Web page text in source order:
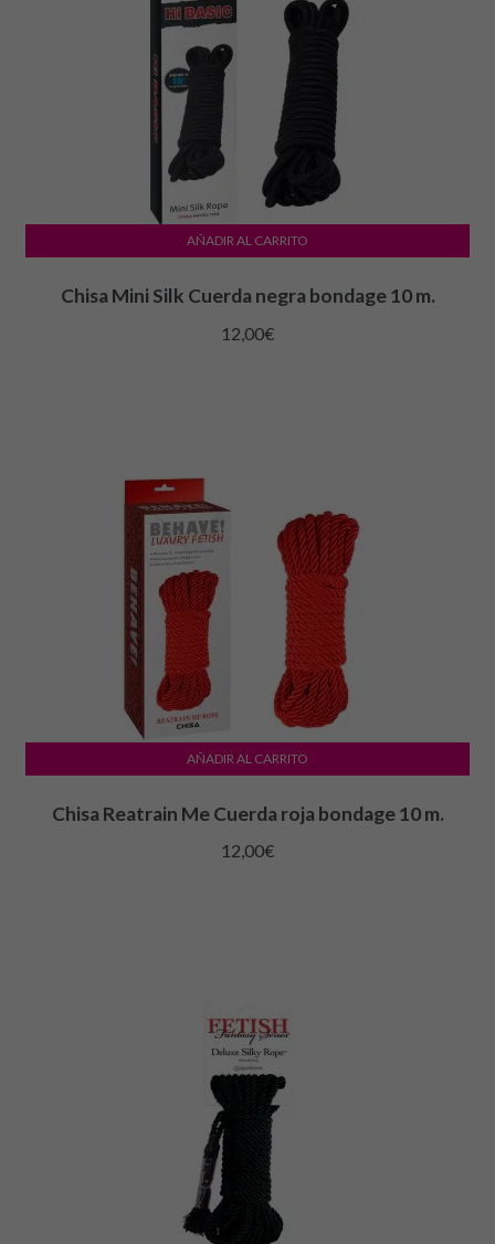
Chisa Mini Silk Cuerda negra bondage 10 m.
12,00€
AÑADIR AL CARRITO
Chisa Reatrain Me Cuerda roja bondage 10 m.
12,00€
AÑADIR AL CARRITO